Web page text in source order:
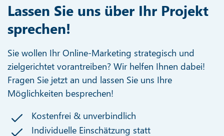
Lassen Sie uns über Ihr Projekt
sprechen!
Sie wollen Ihr Online-Marketing strategisch und
zielgerichtet vorantreiben? Wir helfen Ihnen dabei!
Fragen Sie jetzt an und lassen Sie uns Ihre
Möglichkeiten besprechen!
Kostenfrei & unverbindlich
Individuelle Einschätzung statt